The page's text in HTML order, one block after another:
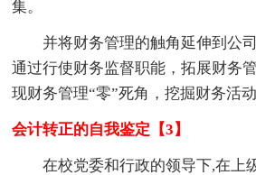
集。
并将财务管理的触角延伸到公
通过行使财务监督职能，拓展财务
现财务管理“零”死角，挖掘财务活
会计转正的自我鉴定【3】
在校党委和行政的领导下,在上